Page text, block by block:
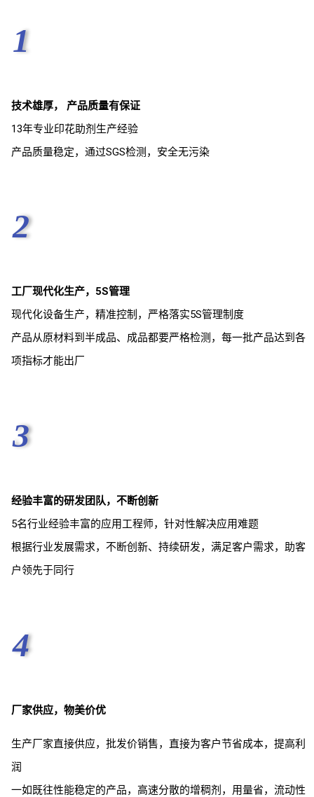
1
技术雄厚， 产品质量有保证
13年专业印花助剂生产经验
产品质量稳定，通过SGS检测，安全无污染
2
工厂现代化生产，5S管理
现代化设备生产，精准控制，严格落实5S管理制度
产品从原材料到半成品、成品都要严格检测，每一批产品达到各
项指标才能出厂
3
经验丰富的研发团队，不断创新
5名行业经验丰富的应用工程师，针对性解决应用难题
根据行业发展需求，不断创新、持续研发，满足客户需求，助客
户领先于同行
4
厂家供应，物美价优
生产厂家直接供应，批发价销售，直接为客户节省成本，提高利
润
一如既往性能稳定的产品，高速分散的增稠剂，用量省，流动性